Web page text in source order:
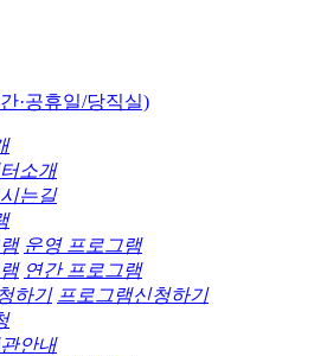
·공휴일/당직실)
소개
시는길
운영 프로그램
연간 프로그램
하기 프로그램신청하기
안내